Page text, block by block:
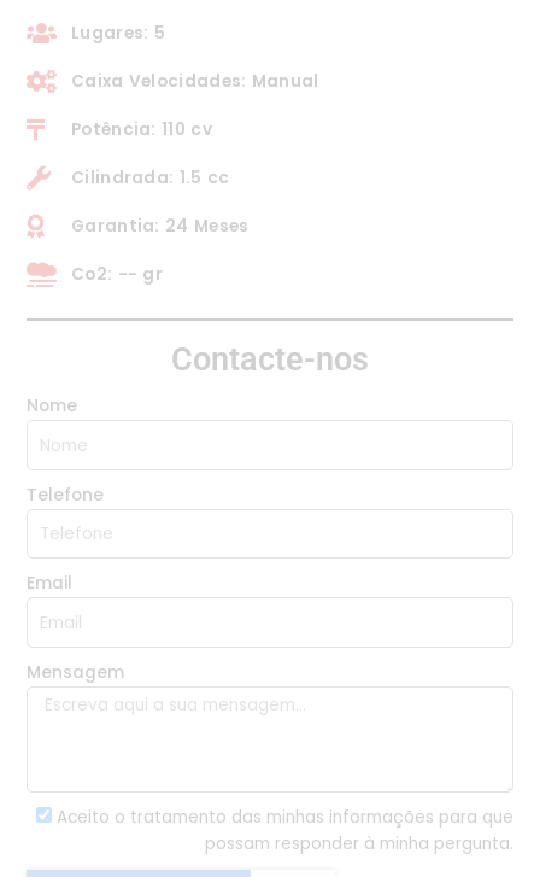
Lugares: 5
Caixa Velocidades: Manual
Potência: 110 cv
Cilindrada: 1.5 cc
Garantia: 24 Meses
Co2: -- gr
Contacte-nos
Nome
Telefone
Email
Mensagem
Aceito o tratamento das minhas informações para que
possam responder à minha pergunta.